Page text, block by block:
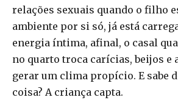
relações sexuais quando o filho
ambiente por si só, já está
energia íntima, afinal, o casal
no quarto troca carícias, beijos e
gerar um clima propício. E sabe
coisa? A criança capta.